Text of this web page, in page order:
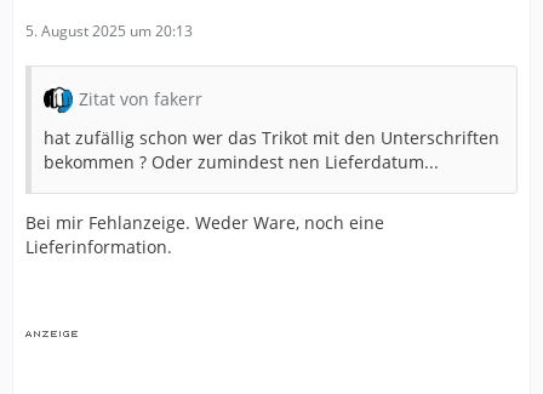
5. August 2025 um 20:13
Zitat von fakerr
hat zufällig schon wer das Trikot mit den Unterschriften
bekommen ? Oder zumindest nen Lieferdatum...
Bei mir Fehlanzeige. Weder Ware, noch eine
Lieferinformation.